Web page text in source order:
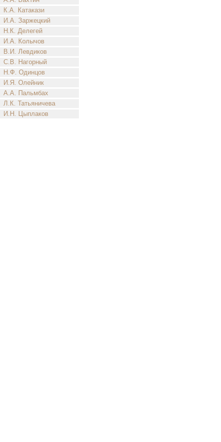
К.А. Катакази
И.А. Заржецкий
Н.К. Делегей
И.А. Колычов
В.И. Левдиков
С.В. Нагорный
Н.Ф. Одинцов
И.Я. Олейник
А.А. Пальмбах
Л.К. Татьяничева
И.Н. Цыплаков